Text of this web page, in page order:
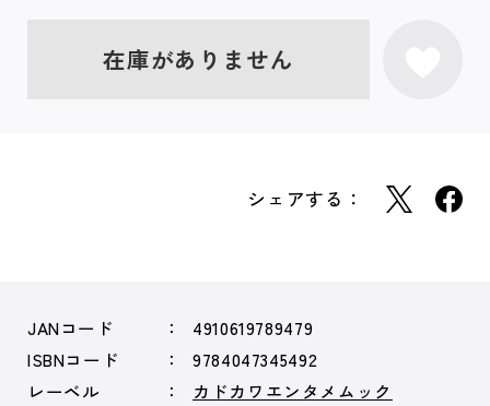
在庫がありません
シェアする：
JANコード
4910619789479
ISBNコード
9784047345492
レーベル
カドカワエンタメムック